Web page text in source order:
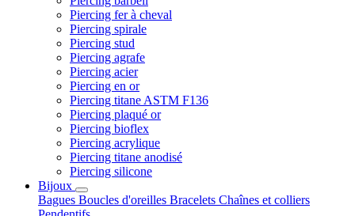
Piercing fer à cheval
Piercing spirale
Piercing stud
Piercing agrafe
Piercing acier
Piercing en or
Piercing titane ASTM F136
Piercing plaqué or
Piercing bioflex
Piercing acrylique
Piercing titane anodisé
Piercing silicone
Bijoux
Bagues Boucles d'oreilles Bracelets Chaînes et colliers